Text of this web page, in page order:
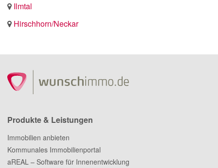
Ilmtal
Hirschhorn/Neckar
Produkte & Leistungen
Immobilien anbieten
Kommunales Immobilienportal
aREAL – Software für Innenentwicklung